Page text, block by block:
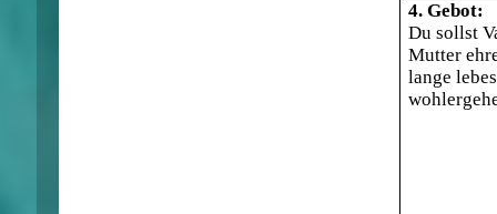
4. Gebot:
Du sollst
Mutter
lange